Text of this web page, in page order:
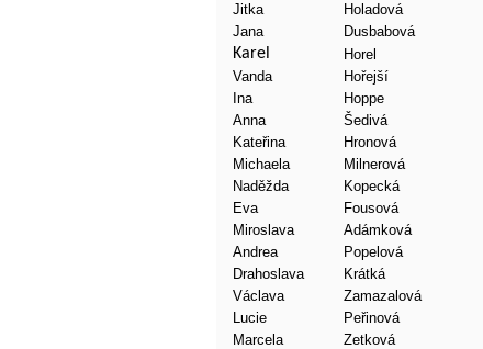
Jitka
Holadová
Jana
Dusbabová
Karel Horel
Vanda Hořejší
Ina
Hoppe
Anna
Šedivá
Kateřina
Hronová
Michaela
Milnerová
Naděžda
Kopecká
Eva
Fousová
Miroslava
Adámková
Andrea
Popelová
Drahoslava
Krátká
Václava
Zamazalová
Lucie
Peřinová
Marcela
Zetková